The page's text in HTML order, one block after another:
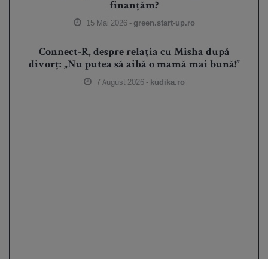
finanțăm?
15 Mai 2026 - green.start-up.ro
Connect-R, despre relația cu Misha după
divorț: „Nu putea să aibă o mamă mai bună!”
7 August 2026 - kudika.ro